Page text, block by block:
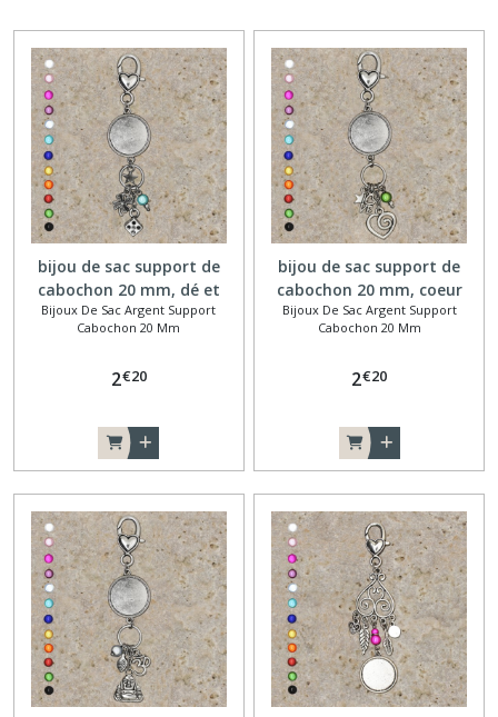
bijou de sac support de
cabochon 20 mm, dé et
trèfle
Bijoux De Sac Argent Support
Cabochon 20 Mm
2€20
bijou de sac support de
cabochon 20 mm, coeur
volute
Bijoux De Sac Argent Support
Cabochon 20 Mm
2€20